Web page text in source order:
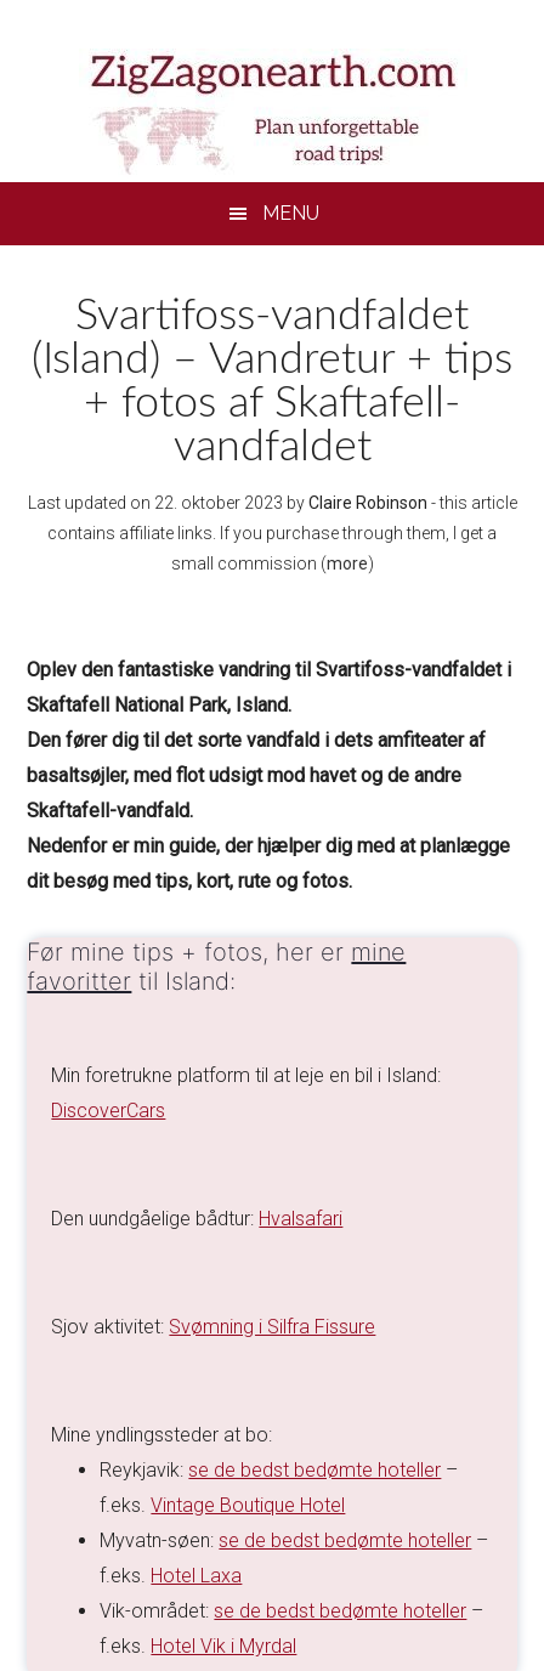
MENU
Svartifoss-vandfaldet
(Island) – Vandretur + tips
+ fotos af Skaftafell-
vandfaldet
Last updated on 22. oktober 2023 byClaire Robinson - this article
contains affiliate links. If you purchase through them, I get a
small commission (more)
Oplev den fantastiske vandring til Svartifoss-vandfaldet i
Skaftafell National Park, Island.
Den fører dig til det sorte vandfald i dets amfiteater af
basaltsøjler, med flot udsigt mod havet og de andre
Skaftafell-vandfald.
Nedenfor er min guide, der hjælper dig med at planlægge
dit besøg med tips, kort, rute og fotos.
Før mine tips + fotos, her er mine
favoritter til Island:
Min foretrukne platform til at leje en bil i Island:
DiscoverCars
Den uundgåelige bådtur: Hvalsafari
Sjov aktivitet: Svømning i Silfra Fissure
Mine yndlingssteder at bo:
Reykjavik:se de bedst bedømte hoteller –
f.eks.Vintage Boutique Hotel
Myvatn-søen:se de bedst bedømte hoteller –
f.eks. Hotel Laxa
Vik-området:se de bedst bedømte hoteller –
f.eks. Hotel Vik i Myrdal